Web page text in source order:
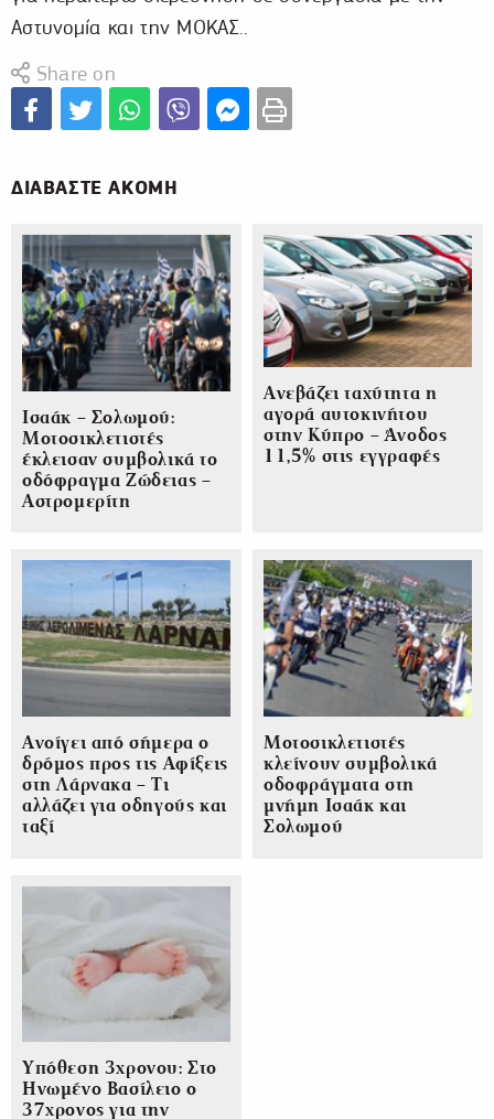
Αστυνομία και την ΜΟΚΑΣ..
Share on
ΔΙΑΒΑΣΤΕ ΑΚΟΜΗ
Ισαάκ – Σολωμού:
Μοτοσικλετιστές
έκλεισαν συμβολικά το
οδόφραγμα Ζώδειας –
Αστρομερίτη
Ανεβάζει ταχύτητα η
αγορά αυτοκινήτου
στην Κύπρο – Άνοδος
11,5% στις εγγραφές
Ανοίγει από σήμερα ο
δρόμος προς τις Αφίξεις
στη Λάρνακα – Τι
αλλάζει για οδηγούς και
ταξί
Μοτοσικλετιστές
κλείνουν συμβολικά
οδοφράγματα στη
μνήμη Ισαάκ και
Σολωμού
Υπόθεση 3χρονου: Στο
Ηνωμένο Βασίλειο ο
37χρονος για την